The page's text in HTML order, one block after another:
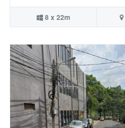
8 x 22m